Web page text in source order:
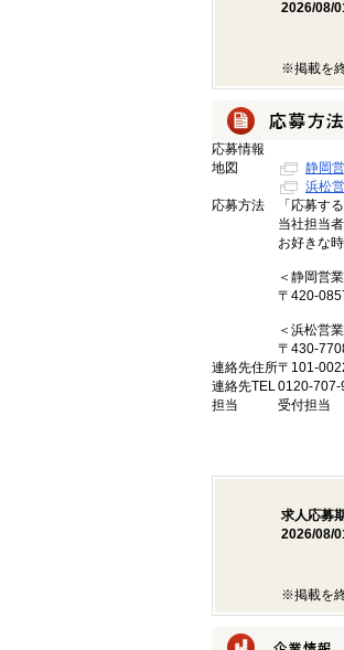
2026/08/
※掲載を
応募情報
地図
静岡
浜松
応募方法
「応募す
当社担当
お好きな
＜静岡営
〒420-
＜浜松営
〒430-
連絡先住所〒101-
連絡先TEL0120-707-
担当
受付担当
求人応募
2026/08/
※掲載を